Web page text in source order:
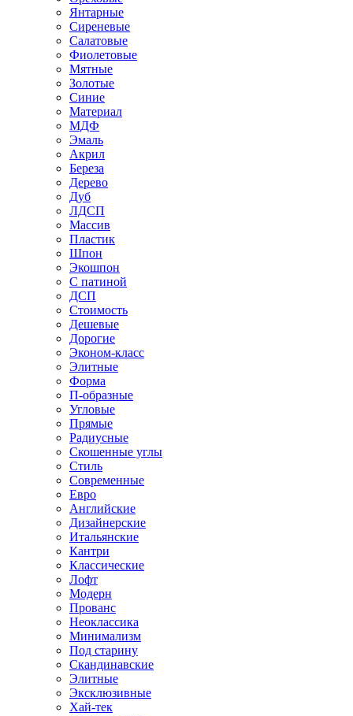
Янтарные
Сиреневые
Салатовые
Фиолетовые
Мятные
Золотые
Синие
Материал
МДФ
Эмаль
Акрил
Береза
Дерево
Дуб
ЛДСП
Массив
Пластик
Шпон
Экошпон
С патиной
ДСП
Стоимость
Дешевые
Дорогие
Эконом-класс
Элитные
Форма
П-образные
Угловые
Прямые
Радиусные
Скошенные углы
Стиль
Современные
Евро
Английские
Дизайнерские
Итальянские
Кантри
Классические
Лофт
Модерн
Прованс
Неоклассика
Минимализм
Под старину
Скандинавские
Элитные
Эксклюзивные
Хай-тек